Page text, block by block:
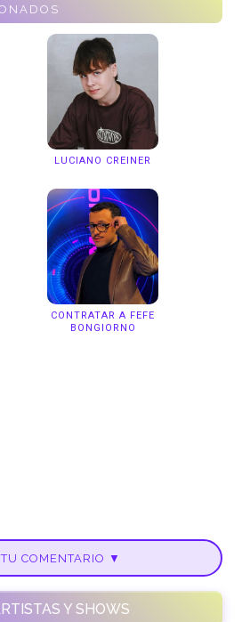
LUCIANO CREINER
CONTRATAR A FEFE
BONGIORNO
COMENTARIO ▼
Y SHOWS